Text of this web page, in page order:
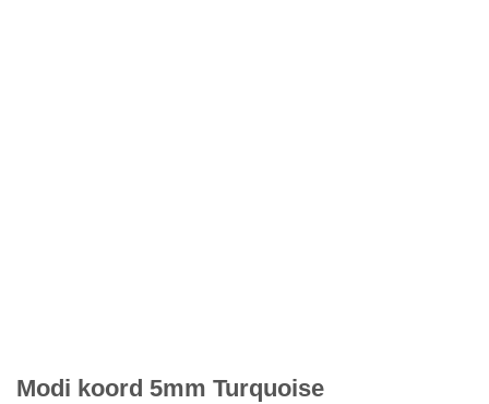
Modi koord 5mm Turquoise